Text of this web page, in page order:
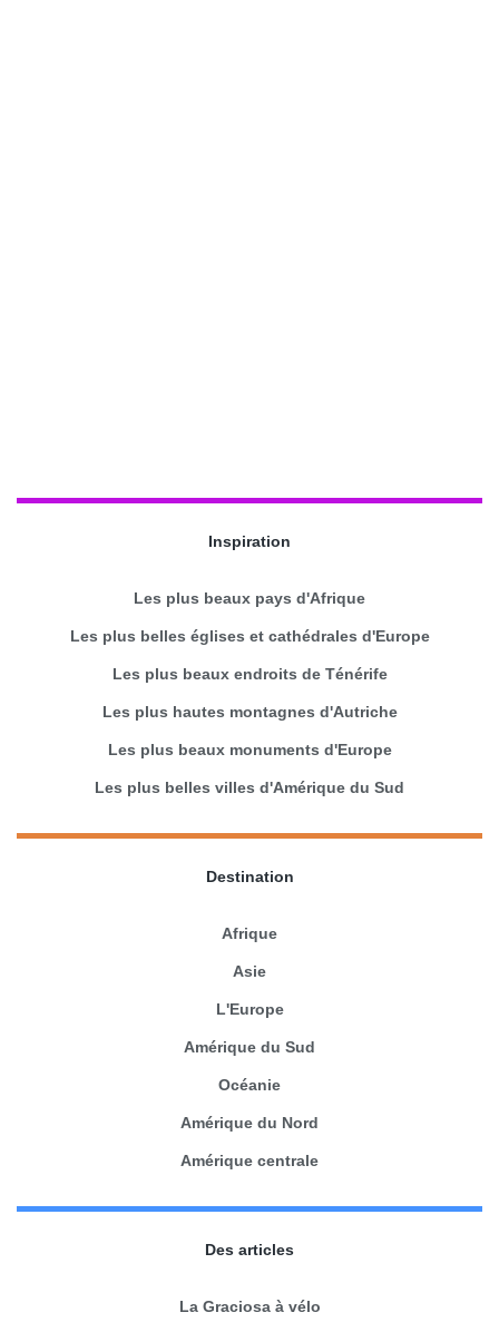
Inspiration
Les plus beaux pays d'Afrique
Les plus belles églises et cathédrales d'Europe
Les plus beaux endroits de Ténérife
Les plus hautes montagnes d'Autriche
Les plus beaux monuments d'Europe
Les plus belles villes d'Amérique du Sud
Destination
Afrique
Asie
L'Europe
Amérique du Sud
Océanie
Amérique du Nord
Amérique centrale
Des articles
La Graciosa à vélo